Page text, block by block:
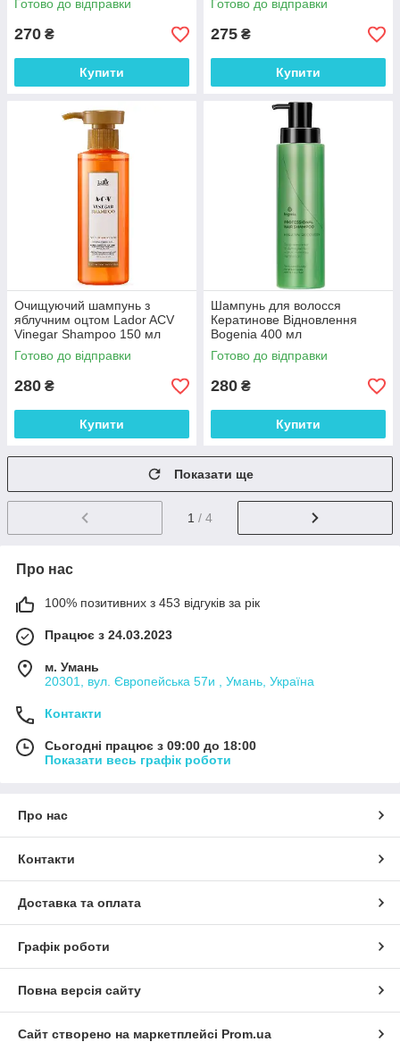
Готово до відправки
270 ₴
Купити
Готово до відправки
275 ₴
Купити
Очищуючий шампунь з
яблучним оцтом Lador ACV
Vinegar Shampoo 150 мл
Готово до відправки
280 ₴
Купити
Шампунь для волосся
Кератинове Відновлення
Bogenia 400 мл
Готово до відправки
280 ₴
Купити
Показати ще
1 / 4
Про нас
100% позитивних з 453 відгуків за рік
Працює з 24.03.2023
м. Умань
20301, вул. Європейська 57и , Умань, Україна
Контакти
Сьогодні працює з 09:00 до 18:00
Показати весь графік роботи
Про нас
Контакти
Доставка та оплата
Графік роботи
Повна версія сайту
Сайт створено на маркетплейсі Prom.ua